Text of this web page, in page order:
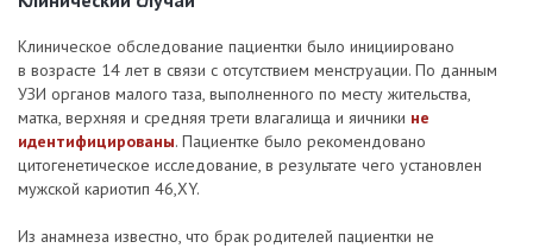
Клиническое обследование пациентки было инициировано
в возрасте 14 лет в связи с отсутствием менструации. По данным
УЗИ органов малого таза, выполненного по месту жительства,
матка, верхняя и средняя трети влагалища и яичники не
идентифицированы. Пациентке было рекомендовано
цитогенетическое исследование, в результате чего установлен
мужской кариотип 46,ХY.
Из анамнеза известно, что брак родителей пациентки не